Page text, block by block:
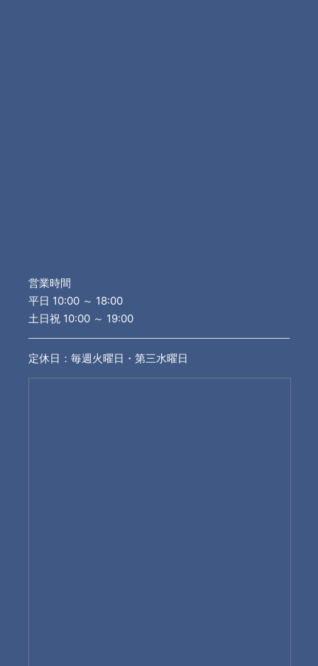
営業時間
平日 10:00 ～ 18:00
土日祝 10:00 ～ 19:00
定休日：毎週火曜日・第三水曜日